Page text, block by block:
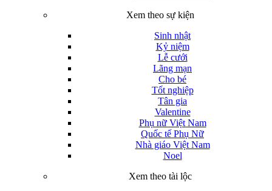
Xem theo sự kiện
Sinh nhật
Kỷ niệm
Lễ cưới
Lãng mạn
Cho bé
Tốt nghiệp
Tân gia
Valentine
Phụ nữ Việt Nam
Quốc tế Phụ Nữ
Nhà giáo Việt Nam
Noel
Xem theo tài lộc